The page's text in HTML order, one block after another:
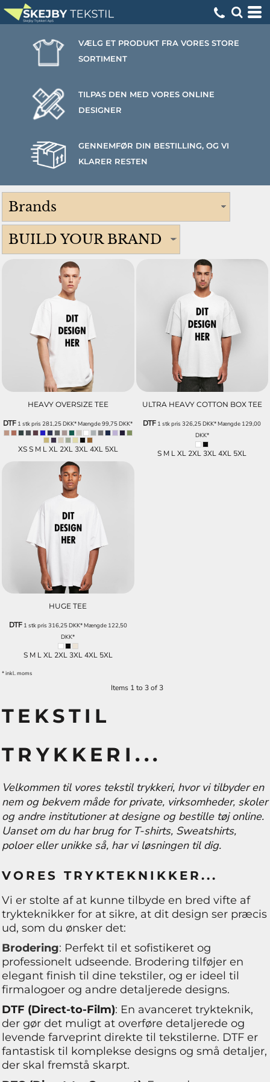
VÆLG ET PRODUKT FRA VORES STORE
SORTIMENT
TILPAS DEN MED VORES ONLINE
DESIGNER
GENNEMFØR DIN BESTILLING, OG VI
KLARER RESTEN
HEAVY OVERSIZE TEE
DTF 1 stk pris281,25DKK*Mængde99,75DKK*
XS S M L XL 2XL 3XL 4XL 5XL
ULTRA HEAVY COTTON BOX TEE
DTF 1 stk pris326,25DKK*Mængde 129,00
DKK*
S M L XL 2XL 3XL 4XL 5XL
HUGE TEE
DTF1 stk pris 316,25DKK*Mængde 122,50
DKK*
S M L XL 2XL 3XL 4XL 5XL
* inkl. moms
Items 1 to 3 of 3
TEKSTIL
TRYKKERI...
Velkommen til vores tekstil trykkeri, hvor vi tilbyder en
nem og bekvem måde for private, virksomheder, skoler
og andre institutioner at designe og bestille tøj online.
Uanset om du har brug for T-shirts, Sweatshirts,
poloer eller unikke så, har vi løsningen til dig.
VORES TRYKTEKNIKKER...
Vi er stolte af at kunne tilbyde en bred vifte af
trykteknikker for at sikre, at dit design ser præcis
ud, som du ønsker det:
Brodering: Perfekt til et sofistikeret og
professionelt udseende. Brodering tilføjer en
elegant finish til dine tekstiler, og er ideel til
firmalogoer og andre detaljerede designs.
DTF (Direct-to-Film): En avanceret trykteknik,
der gør det muligt at overføre detaljerede og
levende farveprint direkte til tekstilerne. DTF er
fantastisk til komplekse designs og små detaljer,
der skal fremstå skarpt.